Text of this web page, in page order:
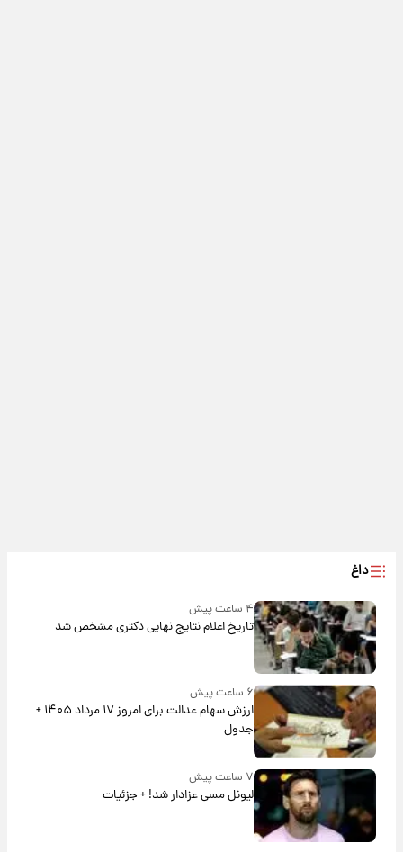
داغ
۴ ساعت پیش
تاریخ اعلام نتایج نهایی دکتری مشخص شد
۶ ساعت پیش
ارزش سهام عدالت برای امروز ۱۷ مرداد ۱۴۰۵ +
جدول
۷ ساعت پیش
لیونل مسی عزادار شد! + جزئیات